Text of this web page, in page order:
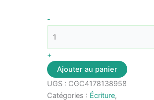
-
Atelier
Halloween
Phrases
mélangées
+
Ajouter au panier
UGS : CGC4178138958
Catégories : Écriture,